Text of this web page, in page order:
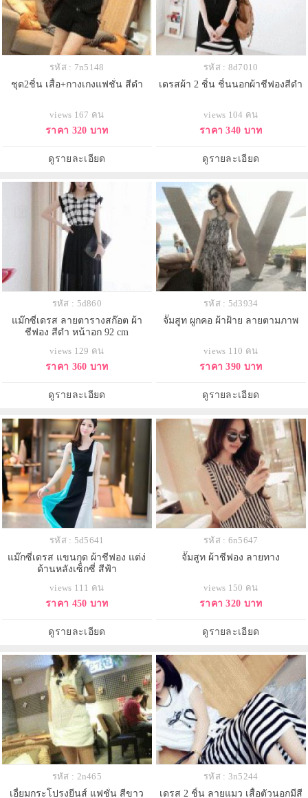
รหัส : 7n5148
ชุด2ชิ้น เสื้อ+กางเกงแฟชั่น สีดำ
views 167 คน
ราคา 320 บาท
ดูรายละเอียด
รหัส : 8d7010
เดรสผ้า 2 ชิ้น ชิ้นนอกผ้าชีฟองสีดำ
views 104 คน
ราคา 340 บาท
ดูรายละเอียด
รหัส : 5d860
แม๊กซี่เดรส ลายตารางสก๊อต ผ้า
ชีฟอง สีดำ หน้าอก 92 cm
views 129 คน
ราคา 360 บาท
ดูรายละเอียด
รหัส : 5d3934
จั๊มสูท ผูกคอ ผ้าฝ้าย ลายตามภาพ
views 110 คน
ราคา 390 บาท
ดูรายละเอียด
รหัส : 5d5641
แม๊กซี่เดรส แขนกุด ผ้าชีฟอง แต่ง่
ด้านหลังเซ็กซี่ สีฟ้า
views 111 คน
ราคา 450 บาท
ดูรายละเอียด
รหัส : 6n5647
จั๊มสูท ผ้าชีฟอง ลายทาง
views 150 คน
ราคา 320 บาท
ดูรายละเอียด
รหัส : 2n465
เอี้ยมกระโปรงยีนส์ แฟชั่น สีขาว
รหัส : 3n5244
เดรส 2 ชิ้น ลายแมว เสื้อตัวนอกมีสี